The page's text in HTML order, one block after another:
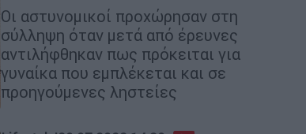
Οι αστυνομικοί προχώρησαν στη
σύλληψη όταν μετά από έρευνες
αντιλήφθηκαν πως πρόκειται για
γυναίκα που εμπλέκεται και σε
προηγούμενες ληστείες